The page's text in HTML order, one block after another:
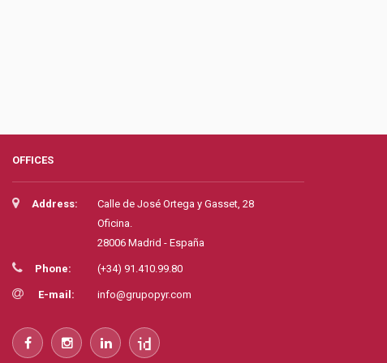
OFFICES
Address:
Calle de José Ortega y Gasset, 28
Oficina.
28006 Madrid - España
Phone: (+34) 91.410.99.80
E-mail: info@grupopyr.com